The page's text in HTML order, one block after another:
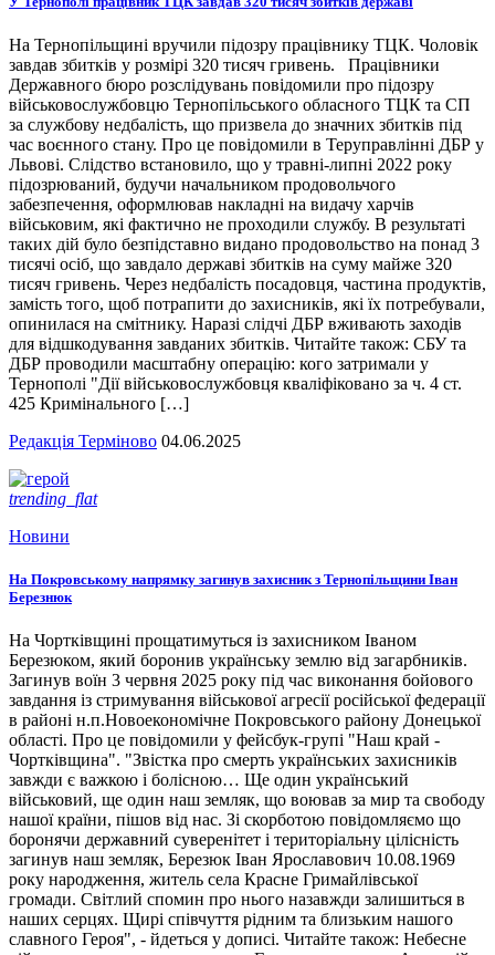
На Тернопільщині вручили підозру працівнику ТЦК. Чоловік
завдав збитків у розмірі 320 тисяч гривень. Працівники
Державного бюро розслідувань повідомили про підозру
військовослужбовцю Тернопільського обласного ТЦК та СП
за службову недбалість, що призвела до значних збитків під
час воєнного стану. Про це повідомили в Теруправлінні ДБР у
Львові. Слідство встановило, що у травні-липні 2022 року
підозрюваний, будучи начальником продовольчого
забезпечення, оформлював накладні на видачу харчів
військовим, які фактично не проходили службу. В результаті
таких дій було безпідставно видано продовольство на понад 3
тисячі осіб, що завдало державі збитків на суму майже 320
тисяч гривень. Через недбалість посадовця, частина продуктів,
замість того, щоб потрапити до захисників, які їх потребували,
опинилася на смітнику. Наразі слідчі ДБР вживають заходів
для відшкодування завданих збитків. Читайте також: СБУ та
ДБР проводили масштабну операцію: кого затримали у
Тернополі "Дії військовослужбовця кваліфіковано за ч. 4 ст.
425 Кримінального […]
Редакція Терміново 04.06.2025
trending_flat
Новини
На Покровському напрямку загинув захисник з Тернопільщини Іван
Березнюк
На Чортківщині прощатимуться із захисником Іваном
Березюком, який боронив українську землю від загарбників.
Загинув воїн 3 червня 2025 року під час виконання бойового
завдання із стримування військової агресії російської федерації
в районі н.п.Новоекономічне Покровського району Донецької
області. Про це повідомили у фейсбук-групі "Наш край -
Чортківщина". "Звістка про смерть українських захисників
завжди є важкою і болісною… Ще один український
військовий, ще один наш земляк, що воював за мир та свободу
нашої країни, пішов від нас. Зі скорботою повідомляємо що
боронячи державний суверенітет і територіальну цілісність
загинув наш земляк, Березюк Іван Ярославович 10.08.1969
року народження, житель села Красне Гримайлівської
громади. Світлий спомин про нього назавжди залишиться в
наших серцях. Щирі співчуття рідним та близьким нашого
славного Героя", - йдеться у дописі. Читайте також: Небесне